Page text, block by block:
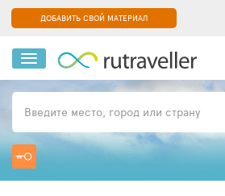
ДОБАВИТЬ СВОЙ МАТЕРИАЛ
Введите место, город или страну